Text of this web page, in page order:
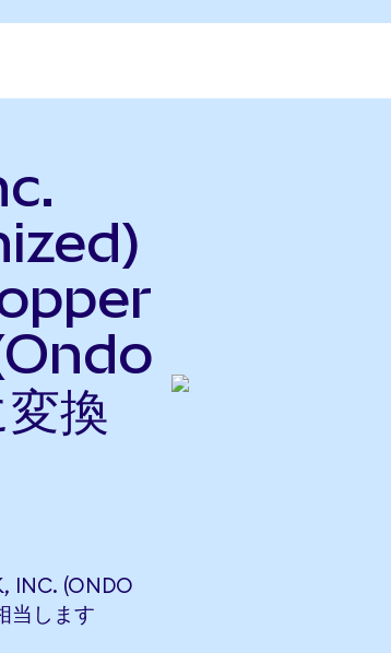
換
INC. (ONDO
当します